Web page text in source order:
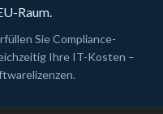
Raum.
Sie Compliance-
Ihre IT-Kosten –